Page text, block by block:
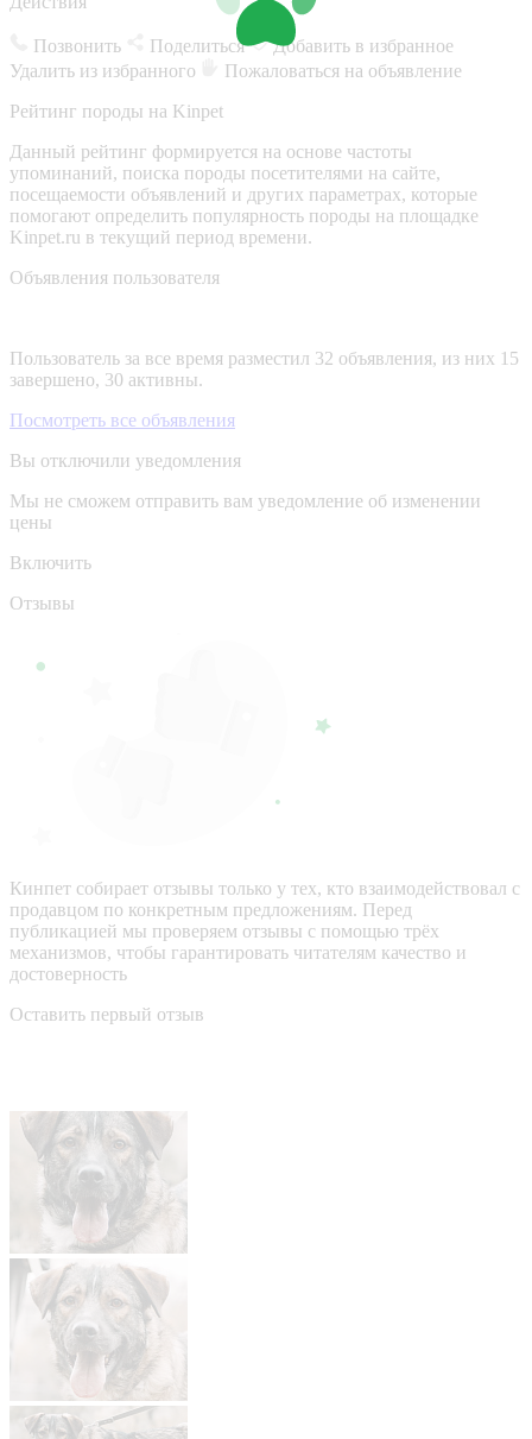
Позвонить Поделиться
Добавить в избранное
Удалить из избранного
Пожаловаться на объявление
Рейтинг породы на Kinpet
Данный рейтинг формируется на основе частоты
упоминаний, поиска породы посетителями на сайте,
посещаемости объявлений и других параметрах, которые
помогают определить популярность породы на площадке
Kinpet.ru в текущий период времени.
Объявления пользователя
Пользователь за все время разместил 32 объявления, из них 15
завершено, 30 активны.
Посмотреть все объявления
Вы отключили уведомления
Мы не сможем отправить вам уведомление об изменении
цены
Включить
Отзывы
Кинпет собирает отзывы только у тех, кто взаимодействовал с
продавцом по конкретным предложениям. Перед
публикацией мы проверяем отзывы с помощью трёх
механизмов, чтобы гарантировать читателям качество и
достоверность
Оставить первый отзыв